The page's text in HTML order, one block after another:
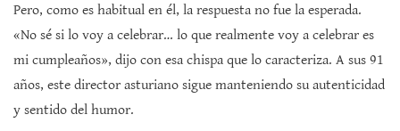
Pero, como es habitual en él, la respuesta no fue la esperada.
«No sé si lo voy a celebrar… lo que realmente voy a celebrar es
mi cumpleaños», dijo con esa chispa que lo caracteriza. A sus 91
años, este director asturiano sigue manteniendo su autenticidad
y sentido del humor.